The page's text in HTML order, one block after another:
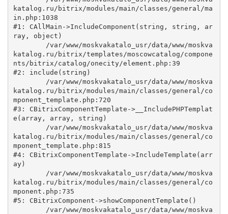
katalog.ru/bitrix/modules/main/classes/general/ma
in.php:1038
#1: CAllMain->IncludeComponent(string, string, ar
ray, object)
katalog.ru/bitrix/templates/moscowcatalog/compone
nts/bitrix/catalog/onecity/element.php:39
#2: include(string)
katalog.ru/bitrix/modules/main/classes/general/co
mponent_template.php:720
#3: CBitrixComponentTemplate->__IncludePHPTemplat
e(array, array, string)
katalog.ru/bitrix/modules/main/classes/general/co
mponent_template.php:815
#4: CBitrixComponentTemplate->IncludeTemplate(arr
ay)
katalog.ru/bitrix/modules/main/classes/general/co
mponent.php:735
#5: CBitrixComponent->showComponentTemplate()